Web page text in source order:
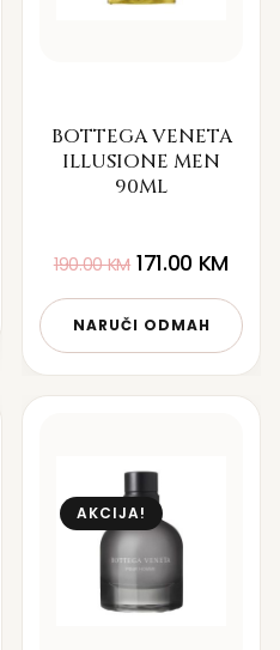
BOTTEGA VENETA
ILLUSIONE MEN
90ML
190.00KM 171.00 KM
NARUČI ODMAH
AKCIJA!